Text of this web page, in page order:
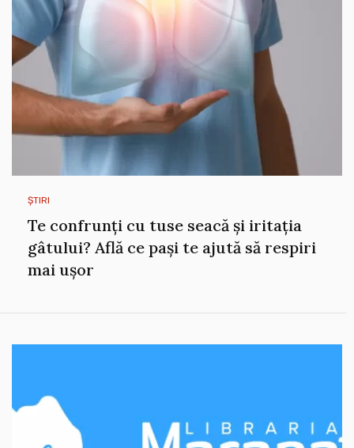
ȘTIRI
Te confrunți cu tuse seacă și iritația
gâtului? Află ce pași te ajută să respiri
mai ușor